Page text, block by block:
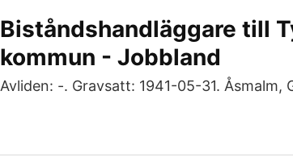
Biståndshandläggare till
kommun - Jobbland
Avliden: -. Gravsatt: 1941-05-31. Åsmalm,